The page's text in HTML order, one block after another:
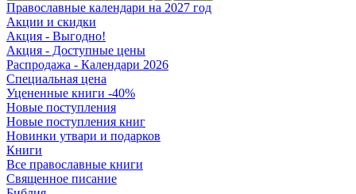
Православные календари на 2027 год
Акции и скидки
Акция - Выгодно!
Акция - Доступные цены
Распродажа - Календари 2026
Специальная цена
Уцененные книги -40%
Новые поступления
Новые поступления книг
Новинки утвари и подарков
Книги
Все православные книги
Священное писание